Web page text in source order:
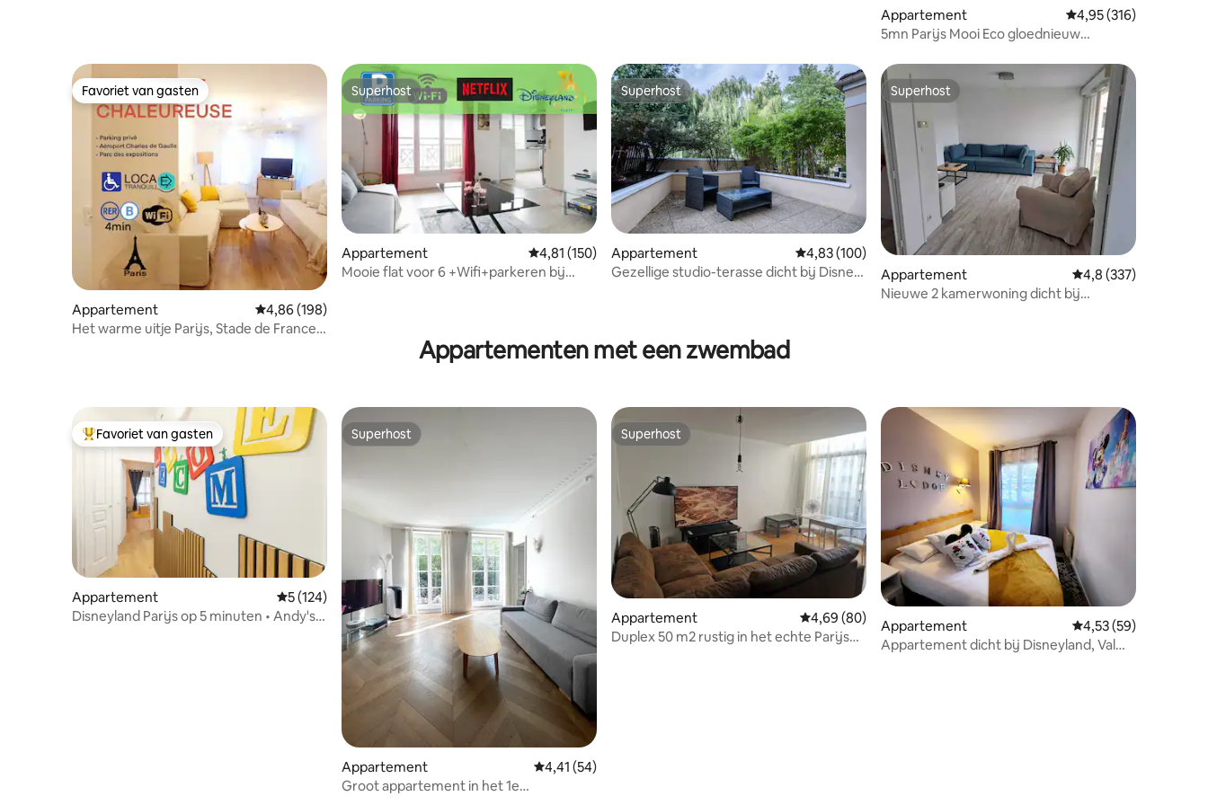
Appartement Gemiddelde
4,95 (316)
5mn Parijs Mooi Eco gloednieuw
Favoriet van gasten
Favoriet van gasten
Appartement Gemiddelde beoordeling van 4,86 uit 5, 198 recensies
4,86 (198)
Het warme uitje Parijs, Stade de France,
Superhost
Superhost
Appartement Gemiddelde beoordeling van 4,81 uit 5, 150 recensies
4,81 (150)
Mooie flat voor 6 +Wifi+parkeren bij
Superhost
Superhost
Appartement Gemiddelde beoordeling van 4,83 uit 5, 100 recensies
4,83 (100)
Gezellige studio-terasse dicht bij Disney-
Superhost
Superhost
Appartement Gemiddelde
4,8 (337)
Nieuwe 2 kamerwoning dicht bij
Appartementen met een zwembad
Topfavoriet van gasten
Favoriet van gasten
Appartement Gemiddelde beoordeling van 5 uit 5, 124 recensies
5 (124)
Disneyland Parijs op 5 minuten • Andy's
Superhost
Superhost
Appartement Gemiddelde beoordeling van 4,41 uit 5, 54 recensies
4,41 (54)
Groot appartement in het 1e
Superhost
Superhost
Appartement Gemiddelde beoordeling van 4,69 uit 5, 80 recensies
4,69 (80)
Duplex 50 m2 rustig in het echte Parijse
Appartement Gemiddelde
4,53 (59)
Appartement dicht bij Disneyland, Val